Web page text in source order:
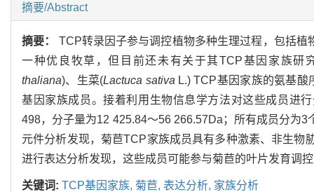
摘要/Abstract
摘要： TCP转录因子参与调控植物多种生理过程，包括
一种优良牧草，但目前还未有关于其TCP基因家族
thaliana)、生菜(Lactuca sativa L.) TCP基因家族的氨基
基因家族成员。接着利用生物信息学方法对这些成员进
498，分子量为12 425.84～56 266.57Da；所有成员分为
元件分析发现，菊苣TCP家族成员具有多种激素、非生物
进行表达分析发现，这些成员可能参与菊苣的叶片发育调
关键词: TCP基因家族, 菊苣, 表达分析, 家族分析